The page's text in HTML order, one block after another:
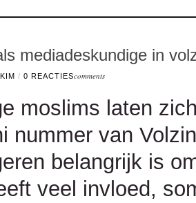
mediadeskundige in
KIM / 0 REACTIEScomments
moslims laten
nummer van
belangrijk is
veel invloed,